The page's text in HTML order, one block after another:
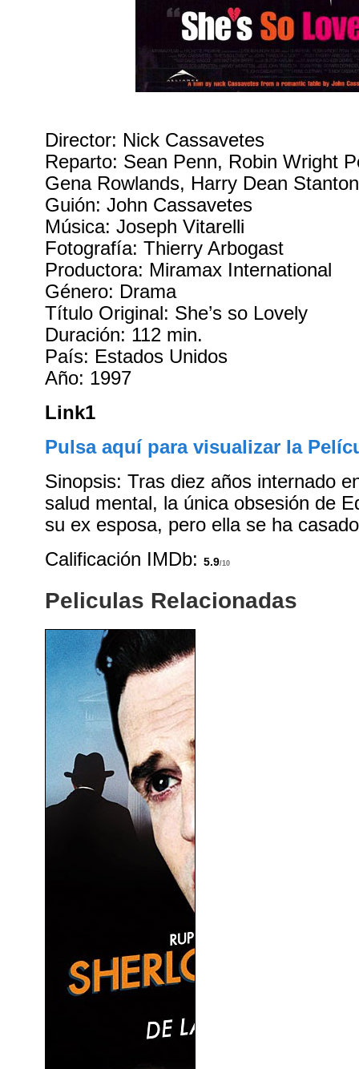
Director: Nick Cassavetes
Reparto: Sean Penn, Robin Wright
Gena Rowlands, Harry Dean
Guión: John Cassavetes
Música: Joseph Vitarelli
Fotografía: Thierry Arbogast
Productora: Miramax International
Género: Drama
Título Original: She’s so Lovely
Duración: 112 min.
País: Estados Unidos
Año: 1997
Link1
Pulsa aquí para visualizar la
Sinopsis: Tras diez años internado
salud mental, la única obsesión de
su ex esposa, pero ella se ha
Calificación IMDb:5.9/10
Peliculas Relacionadas